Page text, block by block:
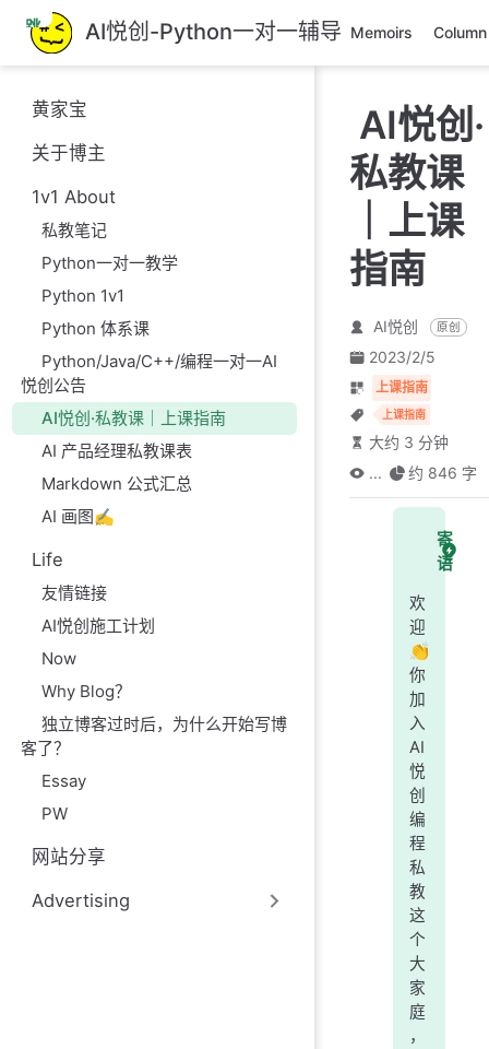
跳
至
主
要
內
容
AI悦创-Python一对一辅导 Memoirs Column
黄家宝
关于博主
1v1 About
私教笔记
Python一对一教学
Python 1v1
Python 体系课
Python/Java/C++/编程一对一AI
悦创公告
AI悦创·私教课｜上课指南
AI 产品经理私教课表
Markdown 公式汇总
AI 画图✍️
Life
友情链接
AI悦创施工计划
Now
Why Blog？
独立博客过时后，为什么开始写博
客了？
Essay
PW
网站分享
Advertising
AI悦创·
私教课
｜上课
指南
AI悦创 原创
2023/2/5
上课指南
上课指南
大约 3 分钟
...
约 846 字
寄
语
欢
迎
👏
你
加
入
AI
悦
创
编
程
私
教
这
个
大
家
庭
，